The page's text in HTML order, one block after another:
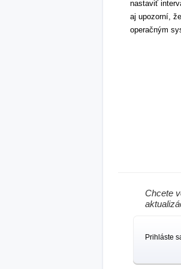
nastaviť
aj upozorní,
operačným
Chcete
Prihláste